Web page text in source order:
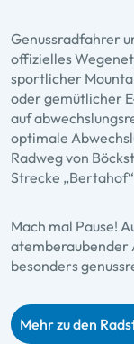
Genussradfahrer
offizielles
sportlicher
oder gemütlicher
auf
optimale
Radweg von
Strecke
Mach mal Pause!
atemberaubender
besonders
Mehr zu den